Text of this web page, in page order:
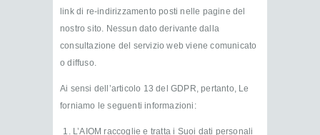
link di re-indirizzamento posti nelle pagine del
nostro sito. Nessun dato derivante dalla
consultazione del servizio web viene comunicato
o diffuso.
Ai sensi dell’articolo 13 del GDPR, pertanto, Le
forniamo le seguenti informazioni:
L’AIOM raccoglie e tratta i Suoi dati personali